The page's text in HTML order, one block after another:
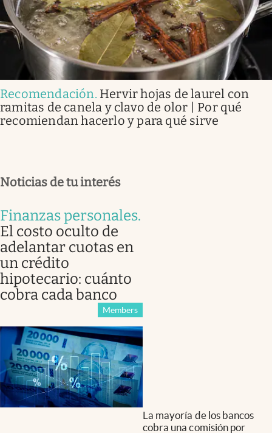
Recomendación. Hervir hojas de laurel con
ramitas de canela y clavo de olor | Por qué
recomiendan hacerlo y para qué sirve
Noticias de tu interés
Finanzas personales.
El costo oculto de
adelantar cuotas en
un crédito
hipotecario: cuánto
cobra cada banco
Members
La mayoría de los bancos
cobra una comisión por